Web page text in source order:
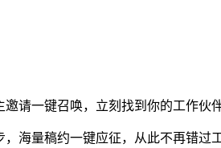
一键召唤，立刻找到你的工作伙伴
量稿约一键应征，从此不再错过工